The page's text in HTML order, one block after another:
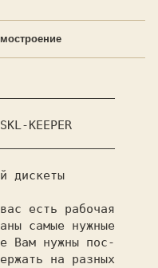
самые нужные
Вам нужны пос-
на разных